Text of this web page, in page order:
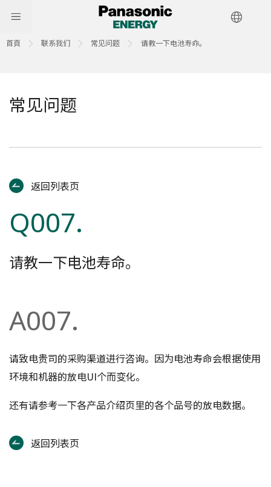
首頁 联系我们 常见问题 请教一下电池寿命。
常见问题
返回列表页
Q007.
请教一下电池寿命。
A007.
请致电贵司的采购渠道进行咨询。因为电池寿命会根据使用
环境和机器的放电UI个而变化。
还有请参考一下各产品介绍页里的各个品号的放电数据。
返回列表页